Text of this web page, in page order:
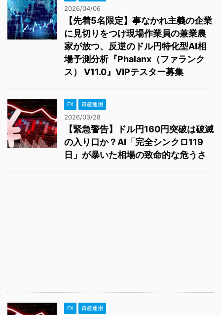
2026/04/06
【先着5名限定】事なかれ主義の企業
に見切りをつけ現場作業員の兼業農
家が放つ、反逆のドル円特化型AI相
場予測分析『Phalanx（ファランク
ス） V11.0』VIPテスター募集
FX 資産運用
2026/03/28
【緊急警告】ドル円160円突破は破滅
の入り口か？AI「完全シンクロ119
日」が暴いた相場の致命的な危うさ
FX 資産運用